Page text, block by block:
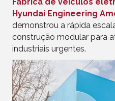
Hyundai Engineering
demonstrou a rápida
construção modular para
industriais urgentes.